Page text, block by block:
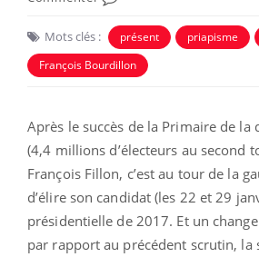
Mots clés : présent priapisme
François Bourdillon
Après le succès de la Primaire de la
(4,4 millions d’électeurs au second
François Fillon, c’est au tour de la
d’élire son candidat (les 22 et 29
présidentielle de 2017. Et un
par rapport au précédent scrutin, la